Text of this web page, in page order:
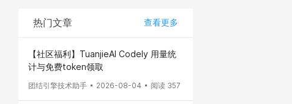
热门文章 查看更多
【社区福利】TuanjieAI Codely 用量统
计与免费token领取
团结引擎技术助手 2026-08-04 阅读 357